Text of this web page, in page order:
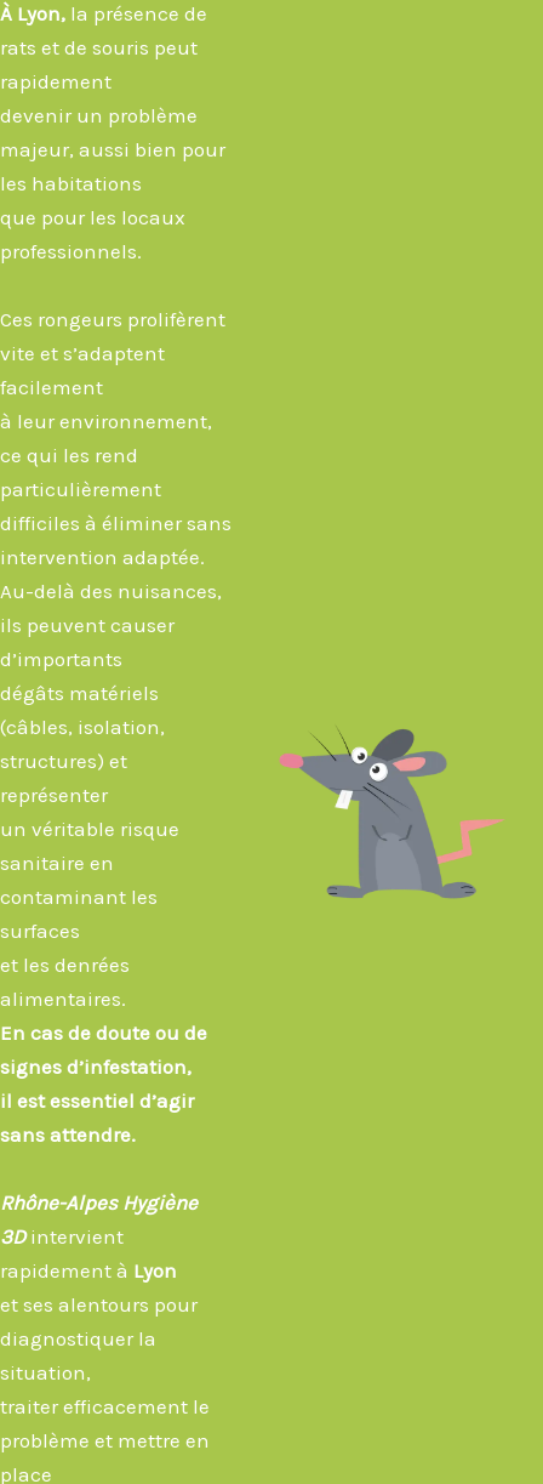
À Lyon, la présence de
rats et de souris peut
rapidement
devenir un problème
majeur, aussi bien pour
les habitations
que pour les locaux
professionnels.
Ces rongeurs prolifèrent
vite et s’adaptent
facilement
à leur environnement,
ce qui les rend
particulièrement
difficiles à éliminer sans
intervention adaptée.
Au-delà des nuisances,
ils peuvent causer
d’importants
dégâts matériels
(câbles, isolation,
structures) et
représenter
un véritable risque
sanitaire en
contaminant les
surfaces
et les denrées
alimentaires.
En cas de doute ou de
signes d’infestation,
il est essentiel d’agir
sans attendre.
Rhône-Alpes Hygiène
3D intervient
rapidement à Lyon
et ses alentours pour
diagnostiquer la
situation,
traiter efficacement le
problème et mettre en
place